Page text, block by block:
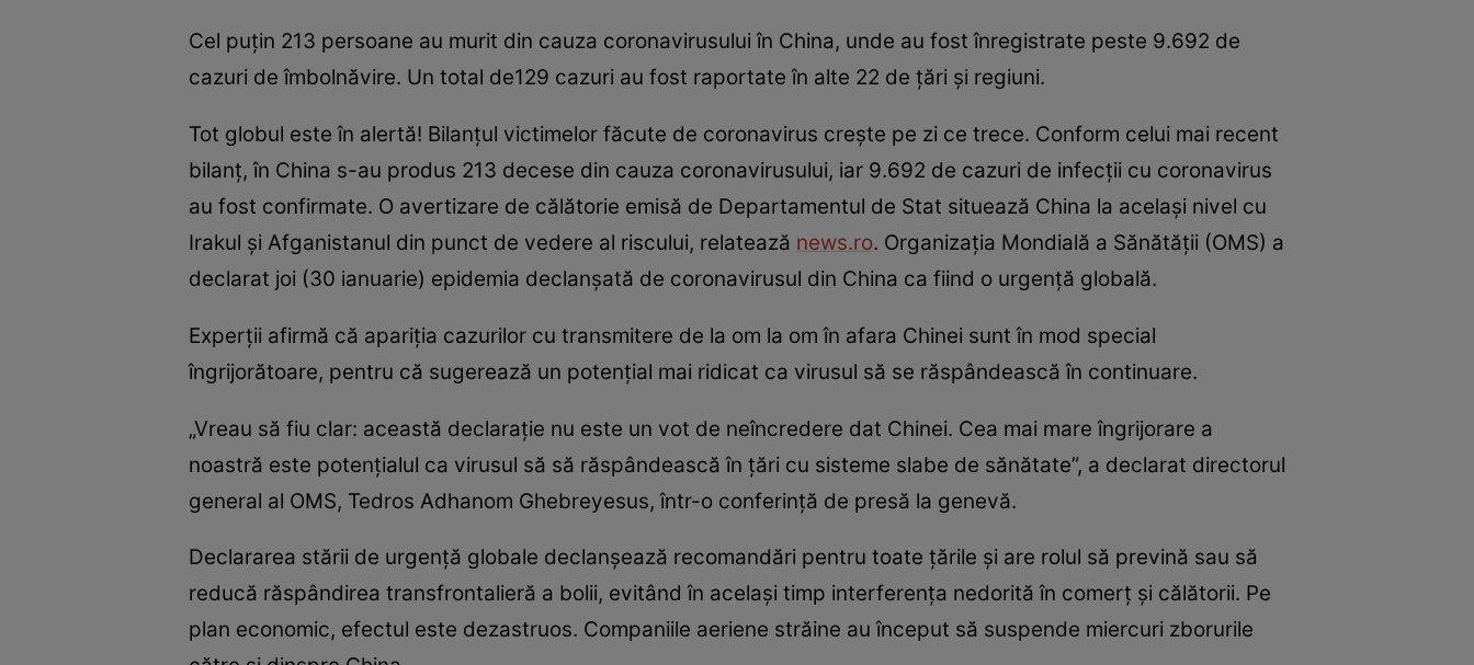
Cel puţin 213 persoane au murit din cauza coronavirusului în China, unde au fost înregistrate peste 9.692 de
cazuri de îmbolnăvire. Un total de129 cazuri au fost raportate în alte 22 de ţări şi regiuni.
Tot globul este în alertă! Bilanțul victimelor făcute de coronavirus crește pe zi ce trece. Conform celui mai recent
bilanţ, în China s-au produs 213 decese din cauza coronavirusului, iar 9.692 de cazuri de infecţii cu coronavirus
au fost confirmate. O avertizare de călătorie emisă de Departamentul de Stat situează China la acelaşi nivel cu
Irakul şi Afganistanul din punct de vedere al riscului, relatează news.ro. Organizaţia Mondială a Sănătăţii (OMS) a
declarat joi (30 ianuarie) epidemia declanşată de coronavirusul din China ca fiind o urgenţă globală.
Experţii afirmă că apariţia cazurilor cu transmitere de la om la om în afara Chinei sunt în mod special
îngrijorătoare, pentru că sugerează un potenţial mai ridicat ca virusul să se răspândească în continuare.
„Vreau să fiu clar: această declaraţie nu este un vot de neîncredere dat Chinei. Cea mai mare îngrijorare a
noastră este potenţialul ca virusul să să răspândească în ţări cu sisteme slabe de sănătate”, a declarat directorul
general al OMS, Tedros Adhanom Ghebreyesus, într-o conferință de presă la genevă.
Declararea stării de urgenţă globale declanşează recomandări pentru toate ţările şi are rolul să prevină sau să
reducă răspândirea transfrontalieră a bolii, evitând în acelaşi timp interferenţa nedorită în comerţ şi călătorii. Pe
plan economic, efectul este dezastruos. Companiile aeriene străine au început să suspende miercuri zborurile